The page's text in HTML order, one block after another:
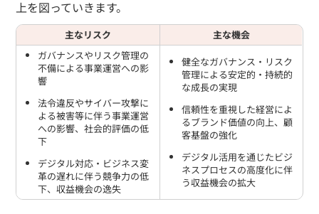
上を図っていきます。
主なリスク
主な機会
ガバナンスやリスク管理の
不備による事業運営への影
響
法令違反やサイバー攻撃に
よる被害等に伴う事業運営
への影響、社会的評価の低
下
デジタル対応・ビジネス変
革の遅れに伴う競争力の低
下、収益機会の逸失
健全なガバナンス・リスク
管理による安定的・持続的
な成長の実現
信頼性を重視した経営によ
るブランド価値の向上、顧
客基盤の強化
デジタル活用を通じたビジ
ネスプロセスの高度化に伴
う収益機会の拡大